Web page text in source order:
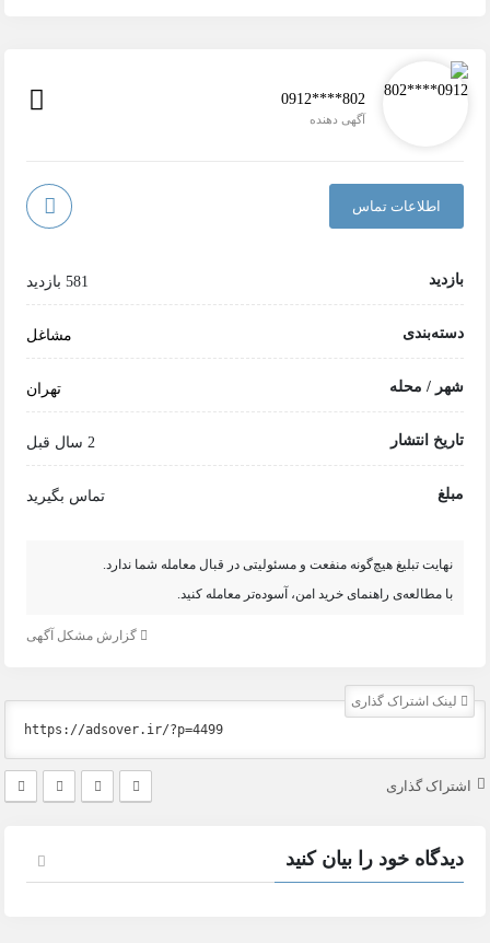
0912****802
آگهی دهنده
اطلاعات تماس
بازدید 581 بازدید
دسته‌بندی مشاغل
شهر / محله تهران
تاریخ انتشار 2 سال قبل
مبلغ تماس بگیرید
نهایت تبلیغ هیچ‌گونه منفعت و مسئولیتی در قبال معامله شما ندارد.
با مطالعه‌ی راهنمای خرید امن، آسوده‌تر معامله کنید.
گزارش مشکل آگهی
لینک اشتراک گذاری
اشتراک گذاری
دیدگاه خود را بیان کنید